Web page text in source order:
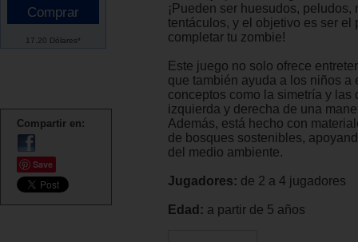
17.20 Dólares*
Compartir en:
Save
¡Pueden ser huesudos, peludos,
tentáculos, y el objetivo es ser el
completar tu zombie!
Este juego no solo ofrece
que también ayuda a los niños a
conceptos como la simetría y las
izquierda y derecha de una
Además, está hecho con
de bosques sostenibles,
del medio ambiente.
Jugadores: de 2 a 4 jugadores
Edad: a partir de 5 años